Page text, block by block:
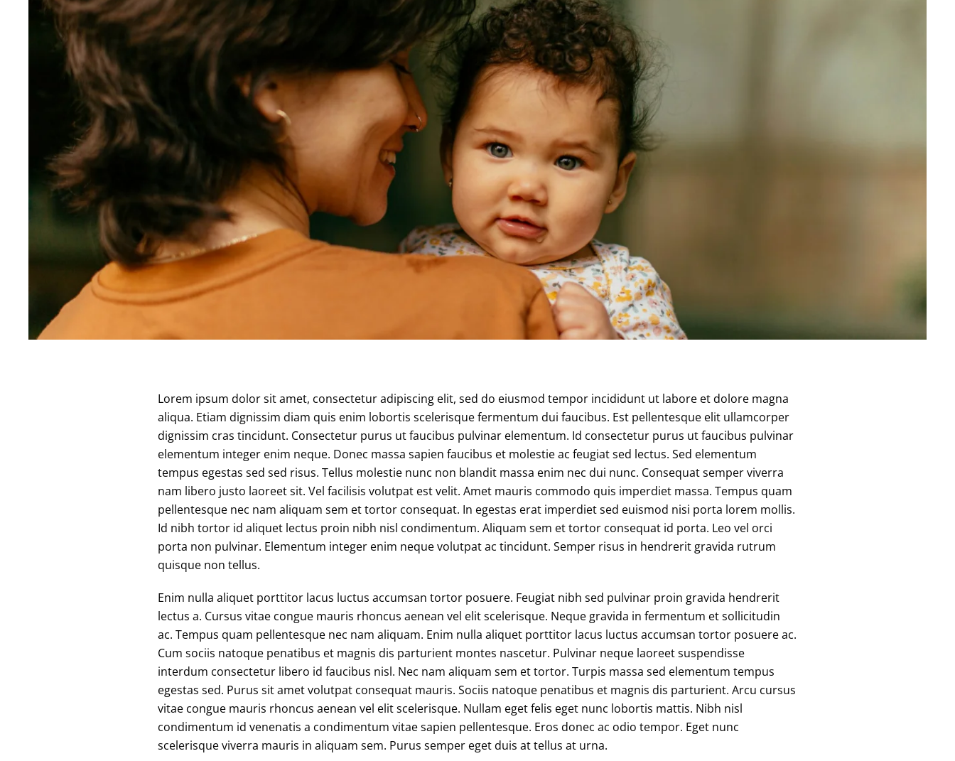
Lorem ipsum dolor sit amet, consectetur adipiscing elit, sed do eiusmod tempor incididunt ut labore et dolore magna
aliqua. Etiam dignissim diam quis enim lobortis scelerisque fermentum dui faucibus. Est pellentesque elit ullamcorper
dignissim cras tincidunt. Consectetur purus ut faucibus pulvinar elementum. Id consectetur purus ut faucibus pulvinar
elementum integer enim neque. Donec massa sapien faucibus et molestie ac feugiat sed lectus. Sed elementum
tempus egestas sed sed risus. Tellus molestie nunc non blandit massa enim nec dui nunc. Consequat semper viverra
nam libero justo laoreet sit. Vel facilisis volutpat est velit. Amet mauris commodo quis imperdiet massa. Tempus quam
pellentesque nec nam aliquam sem et tortor consequat. In egestas erat imperdiet sed euismod nisi porta lorem mollis.
Id nibh tortor id aliquet lectus proin nibh nisl condimentum. Aliquam sem et tortor consequat id porta. Leo vel orci
porta non pulvinar. Elementum integer enim neque volutpat ac tincidunt. Semper risus in hendrerit gravida rutrum
quisque non tellus.
Enim nulla aliquet porttitor lacus luctus accumsan tortor posuere. Feugiat nibh sed pulvinar proin gravida hendrerit
lectus a. Cursus vitae congue mauris rhoncus aenean vel elit scelerisque. Neque gravida in fermentum et sollicitudin
ac. Tempus quam pellentesque nec nam aliquam. Enim nulla aliquet porttitor lacus luctus accumsan tortor posuere ac.
Cum sociis natoque penatibus et magnis dis parturient montes nascetur. Pulvinar neque laoreet suspendisse
interdum consectetur libero id faucibus nisl. Nec nam aliquam sem et tortor. Turpis massa sed elementum tempus
egestas sed. Purus sit amet volutpat consequat mauris. Sociis natoque penatibus et magnis dis parturient. Arcu cursus
vitae congue mauris rhoncus aenean vel elit scelerisque. Nullam eget felis eget nunc lobortis mattis. Nibh nisl
condimentum id venenatis a condimentum vitae sapien pellentesque. Eros donec ac odio tempor. Eget nunc
scelerisque viverra mauris in aliquam sem. Purus semper eget duis at tellus at urna.